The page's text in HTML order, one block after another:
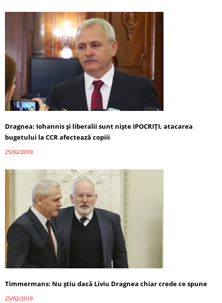
Dragnea: Iohannis şi liberalii sunt nişte IPOCRIȚI, atacarea
bugetului la CCR afectează copiii
25/02/2019
Timmermans: Nu ştiu dacă Liviu Dragnea chiar crede ce spune
25/02/2019